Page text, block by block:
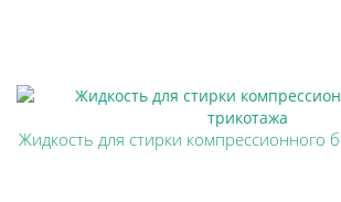
Жидкость для стирки компрессионного